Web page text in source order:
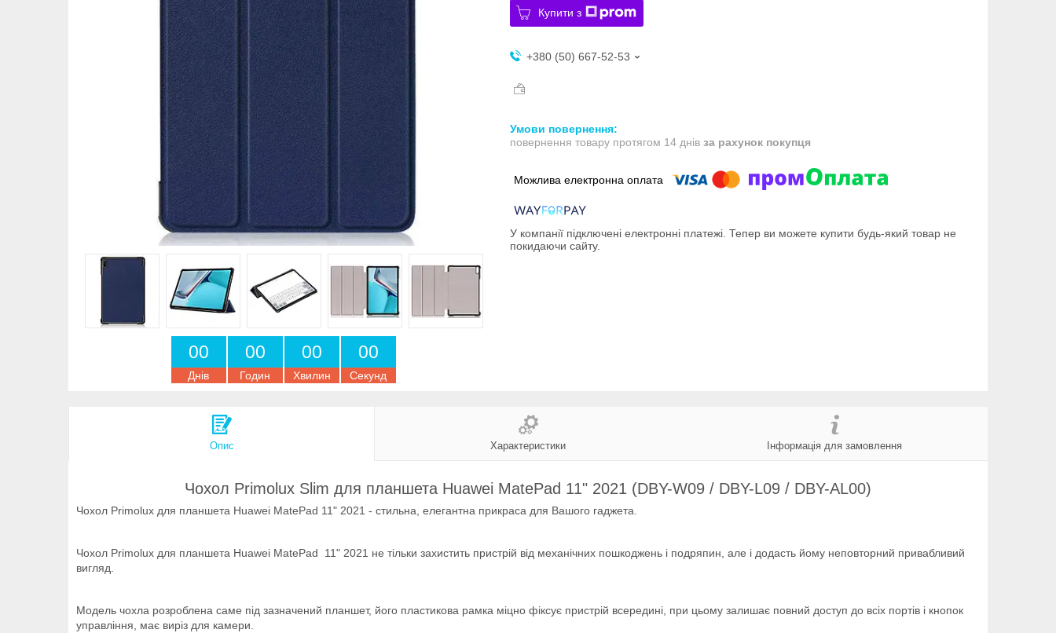
00
Днів
00
Годин
00
Хвилин
00
Секунд
Купити з
+380 (50) 667-52-53
повернення товару протягом 14 днів за рахунок покупця
У компанії підключені електронні платежі. Тепер ви можете купити будь-який товар не
покидаючи сайту.
Опис Характеристики Інформація для замовлення
Чохол Primolux Slim для планшета Huawei MatePad 11" 2021 (DBY-W09 / DBY-L09 / DBY-AL00)
Чохол Primolux для планшета Huawei MatePad 11" 2021 - стильна, елегантна прикраса для Вашого гаджета.
Чохол Primolux для планшета Huawei MatePad 11" 2021 не тільки захистить пристрій від механічних пошкоджень і подряпин, але і додасть йому неповторний привабливий
вигляд.
Модель чохла розроблена саме під зазначений планшет, його пластикова рамка міцно фіксує пристрій всередині, при цьому залишає повний доступ до всіх портів і кнопок
управління, має виріз для камери.